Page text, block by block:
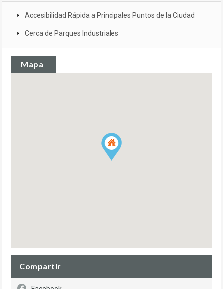
Accesibilidad Rápida a Principales Puntos de la Ciudad
Cerca de Parques Industriales
Mapa
Compartir